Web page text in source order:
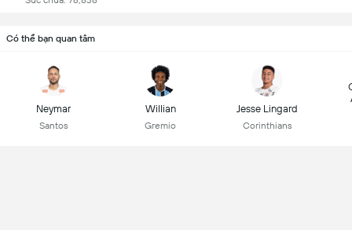
Có thể bạn quan tâm
Neymar
Santos
Willian
Gremio
Jesse Lingard
Corinthians